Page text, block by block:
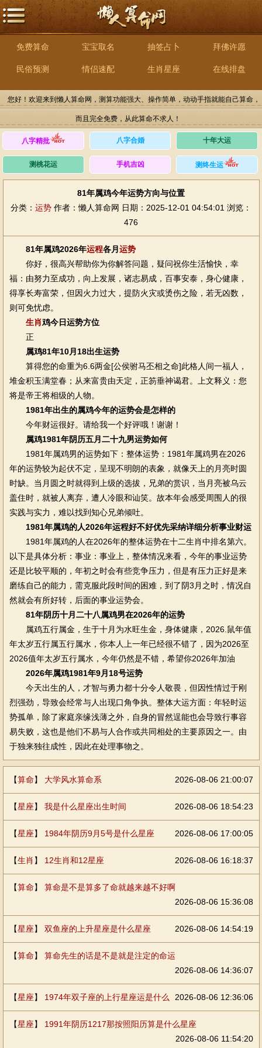
免费算命 宝宝取名 抽签占卜 拜佛许愿
民俗预测 情侣速配 生肖星座 在线排盘
您好！欢迎来到懒人算命网，测算功能强大、操作简单，动动手指就能自己算命，
而且完全免费，从此算命不求人！
八字精批 八字合婚 十年大运
测桃花运 手机吉凶 测终生运
81年属鸡今年运势方向与位置
分类： 运势 作者：懒人算命网 日期：2025-12-01 04:54:01 浏览：
476
81年属鸡2026年运程各月 运势
你好，很高兴帮助你为你解答问题，疑问祝你生活愉快，幸
福：由努力至成功，向上发展，诸志易成，百事安泰，身心健康，
得享长寿富荣，但因火力过大，提防火灾或烫伤之险，若无凶数，
则可免忧虑。
生肖鸡今日运势方位
正
属鸡81年10月18出生运势
算得您的命重为6.6两金[公侯驸马丕相之命]此格人间一福人，
堆金积玉满堂春；从来富贵由天定，正笏垂神谒君。上文释义：您
将是帝王将相级的人物。
1981年出生的属鸡今年的运势会是怎样的
今年财运很好。请给我一个好评哦！谢谢！
属鸡1981年阴历五月二十九男运势如何
1981年属鸡男的运势如下：整体运势：1981年属鸡男在2026
年的运势较为起伏不定，呈现不明朗的表象，就像天上的月亮时圆
时缺。当月圆之时就得到上级的选拔，兄弟的赏识，当月亮被乌云
盖住时，就被人离弃，遭人冷眼和讪笑。故本年会感受周围人的很
实践与实力，难以找到知心兄弟倾吐。
1981年属鸡的人2026年运程好不好优先采纳详细分析事业财运
1981年属鸡的人在2026年的整体运势在十二生肖中排名第六。
以下是具体分析：事业：事业上，整体情况来看，今年的事业运势
还是比较平顺的，年初之时会有些竞争压力，但是有压力正好是来
磨练自己的能力，需克服此段时间的困难，到了阴3月之时，情况自
然就会有所好转，后面的事业运势会。
81年阴历十月二十八属鸡男在2026年的运势
属鸡五行属金，生于十月为水旺生金，身体健康，2026.鼠年值
年太岁五行属五行属水，你本人上一年已经很不错了，因为2026至
2026值年太岁五行属水，今年仍然是不错，希望你2026年加油
2026年属鸡1981年9月18号运势
今天出生的人，才智与勇力都十分令人敬畏，但因性情过于刚
烈强劲，导致会经常与人出现口角争执。整体大运方面：年轻时运
势孤单，除了家庭亲缘浅薄之外，自身的冒然逞能也会导致行事容
易失败，这也是他们不易与人合作或共同相处的主要原因之一。由
于独来独往成性，因此在处理事物之。
【算命】 大学风水算命系 2026-08-06 21:00:07
【星座】 我是什么星座出生时间 2026-08-06 18:54:23
【星座】 1984年阴历9月5号是什么星座 2026-08-06 17:00:05
【生肖 】 12生肖和12星座 2026-08-06 16:18:37
【算命】 算命是不是算多了命就越来越不好啊
2026-08-06 15:36:08
【星座】 双鱼座的上升星座是什么星座 2026-08-06 14:54:19
【算命】 算命先生的话是不是就是注定的命运
2026-08-06 14:36:07
【星座】 1974年双子座的上行星座运是什么 2026-08-06 12:36:06
【星座】 1991年阴历1217那按照阳历算是什么星座
2026-08-06 11:54:20